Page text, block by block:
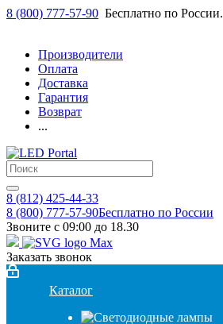
8 (800) 777-57-90 Бесплатно по России.
Производители
Оплата
Доставка
Гарантия
Возврат
...
8 (812) 425-44-33
8 (800) 777-57-90Бесплатно по России
Звоните с 09:00 до 18.30
Заказать звонок
Каталог